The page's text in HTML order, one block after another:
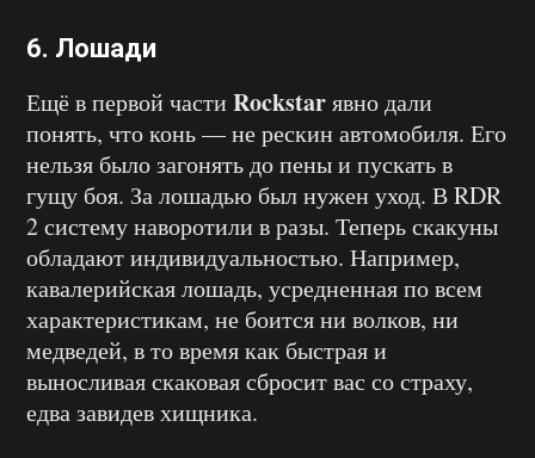
6. Лошади
Ещё в первой части Rockstarявно дали
понять, что конь — не рескин автомобиля. Его
нельзя было загонять до пены и пускать в
гущу боя. За лошадью был нужен уход. В RDR
2 систему наворотили в разы. Теперь скакуны
обладают индивидуальностью. Например,
кавалерийская лошадь, усредненная по всем
характеристикам, не боится ни волков, ни
медведей, в то время как быстрая и
выносливая скаковая сбросит вас со страху,
едва завидев хищника.